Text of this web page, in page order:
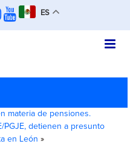
ES
materia de pensiones.
PGJE, detienen a presunto
en León »